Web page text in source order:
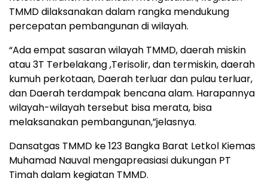
TMMD dilaksanakan dalam rangka mendukung
percepatan pembangunan di wilayah.
“Ada empat sasaran wilayah TMMD, daerah miskin
atau 3T Terbelakang ,Terisolir, dan termiskin, daerah
kumuh perkotaan, Daerah terluar dan pulau terluar,
dan Daerah terdampak bencana alam. Harapannya
wilayah-wilayah tersebut bisa merata, bisa
melaksanakan pembangunan,”jelasnya.
Dansatgas TMMD ke 123 Bangka Barat Letkol Kiemas
Muhamad Nauval mengapreasiasi dukungan PT
Timah dalam kegiatan TMMD.